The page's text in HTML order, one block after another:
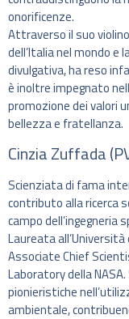
onorificenze.
Attraverso il suo
dell’Italia nel mondo
divulgativa, ha reso
è inoltre impegnato
promozione dei valori
bellezza e fratellanza.
Cinzia Zuffada
Scienziata di fama
contributo alla ricerca
campo dell’ingegneria
Laureata
Associate Chief
Laboratory della
pionieristiche
ambientale,